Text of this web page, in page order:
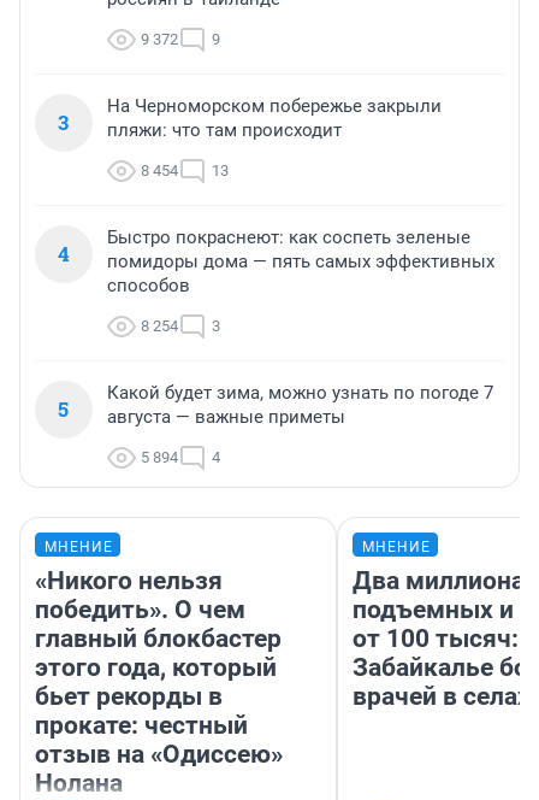
9 372 9
3
На Черноморском побережье закрыли
пляжи: что там происходит
8 454 13
4
Быстро покраснеют: как соспеть зеленые
помидоры дома — пять самых эффективных
способов
8 254 3
5
Какой будет зима, можно узнать по погоде 7
августа — важные приметы
5 894 4
МНЕНИЕ
«Никого нельзя
победить». О чем
главный блокбастер
этого года, который
бьет рекорды в
прокате: честный
отзыв на «Одиссею»
Нолана
МНЕНИЕ
Два миллиона
подъемных и
от 100 тысяч:
Забайкалье
врачей в селах